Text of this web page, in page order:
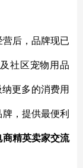
后，品牌现已
社区宠物用品
更多的消费用
，提供最便利
商精英卖家交流